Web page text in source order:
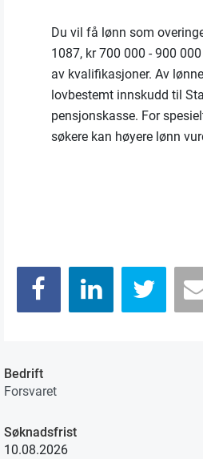
Du vil få lønn som
1087, kr 700 000 - 900
av kvalifikasjoner. Av
lovbestemt innskudd til
pensjonskasse. For
søkere kan høyere lønn
Bedrift
Forsvaret
Søknadsfrist
10.08.2026